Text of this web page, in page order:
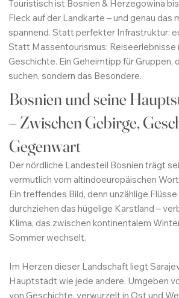
Touristisch ist Bosnien & Herzegowina
Fleck auf der Landkarte – und genau das
spannend. Statt perfekter Infrastruktur:
Statt Massentourismus: Reiseerlebnisse
Geschichte. Ein Geheimtipp für Gruppen,
suchen, sondern das Besondere.
Bosnien und seine
– Zwischen Gebirge,
Gegenwart
Der nördliche Landesteil Bosnien trägt
vermutlich vom altindoeuropäischen Wort
Ein treffendes Bild, denn unzählige Flüsse
durchziehen das hügelige Karstland –
Klima, das zwischen kontinentalem
Sommer wechselt.
Im Herzen dieser Landschaft liegt
Hauptstadt wie jede andere. Umgeben
von Geschichte, verwurzelt in Ost und